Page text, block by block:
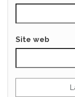
Site web